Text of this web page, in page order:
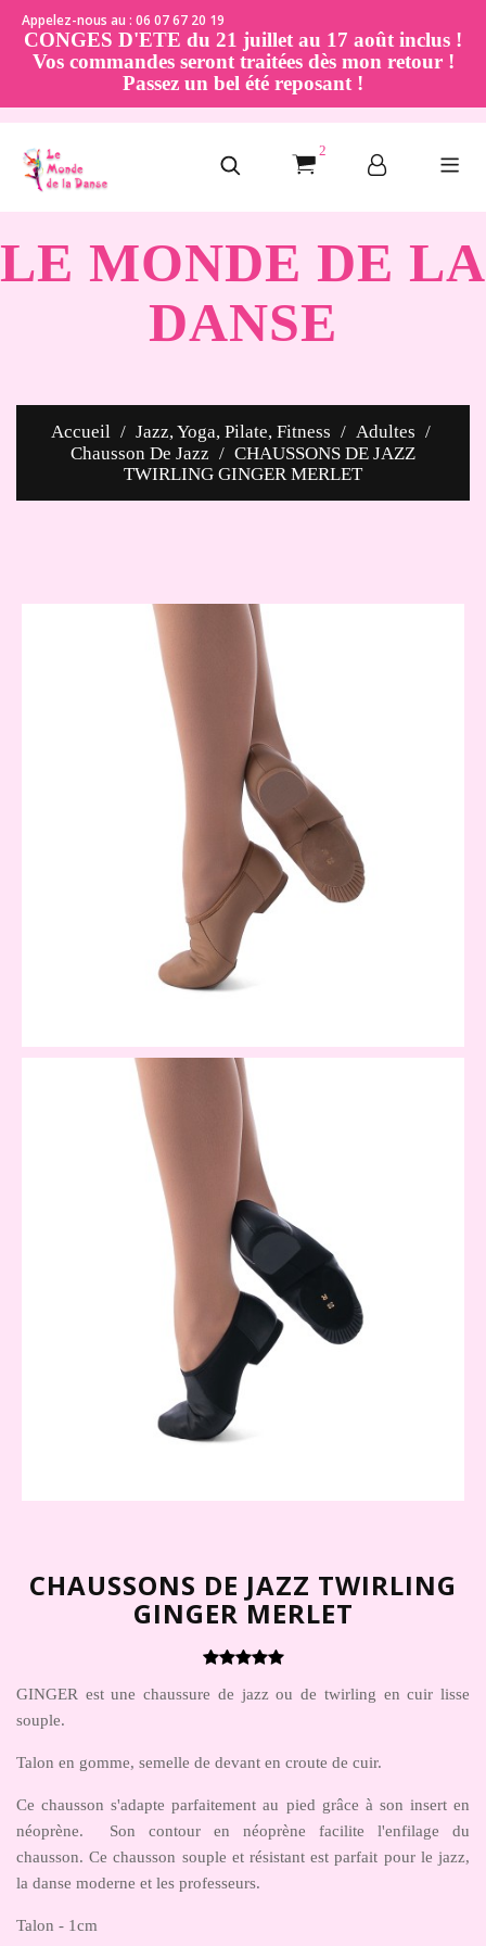
Appelez-nous au : 06 07 67 20 19
CONGES D'ETE du 21 juillet au 17 août inclus !
Vos commandes seront traitées dès mon retour !
Passez un bel été reposant !
2
LE MONDE DE LA
DANSE
Accueil Jazz, Yoga, Pilate, Fitness
Adultes
Chausson De Jazz
CHAUSSONS DE JAZZ
TWIRLING GINGER MERLET
CHAUSSONS DE JAZZ TWIRLING
GINGER MERLET
GINGER est une chaussure de jazz ou de twirling en cuir lisse
souple.
Talon en gomme, semelle de devant en croute de cuir.
Ce chausson s'adapte parfaitement au pied grâce à son insert en
néoprène. Son contour en néoprène facilite l'enfilage du
chausson. Ce chausson souple et résistant est parfait pour le jazz,
la danse moderne et les professeurs.
Talon - 1cm